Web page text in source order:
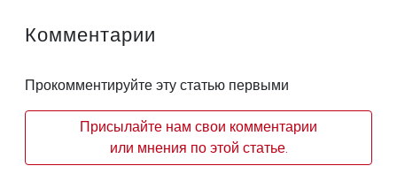
Комментарии
Прокомментируйте эту статью первыми
Присылайте нам свои комментарии
или мнения по этой статье.